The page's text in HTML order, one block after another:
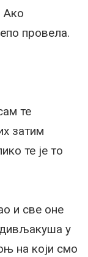
Ако
провела.
те
затим
те је то
и све оне
у
на који смо